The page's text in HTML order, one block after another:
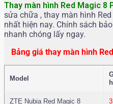
Thay màn hình Red Magic 8
sửa chữa , thay màn hình
nhất hiện nay. Chính sách
nhanh chóng lấy ngay.
Bảng giá thay màn hình
Model
ZTE Nubia Red Magic 8